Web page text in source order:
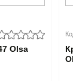
Olsa